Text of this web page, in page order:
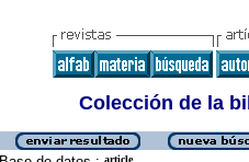
Colección de la
article